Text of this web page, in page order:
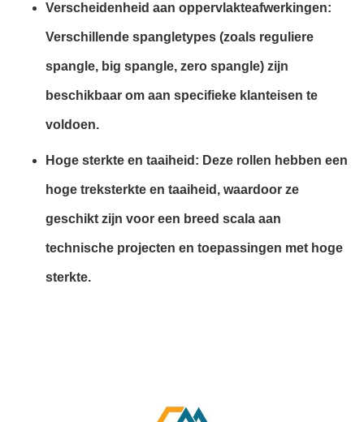
Verscheidenheid aan oppervlakteafwerkingen:
Verschillende spangletypes (zoals reguliere
spangle, big spangle, zero spangle) zijn
beschikbaar om aan specifieke klanteisen te
voldoen.
Hoge sterkte en taaiheid: Deze rollen hebben een
hoge treksterkte en taaiheid, waardoor ze
geschikt zijn voor een breed scala aan
technische projecten en toepassingen met hoge
sterkte.